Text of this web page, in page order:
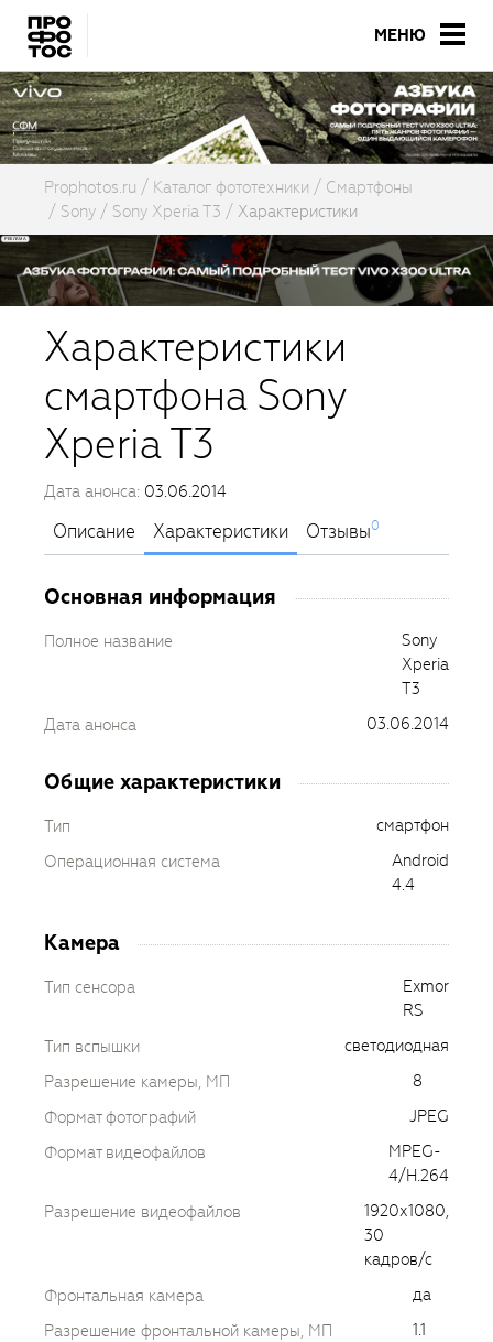
МЕНЮ
Prophotos.ru Каталог фототехники
Смартфоны
Sony
Sony Xperia T3 Характеристики
Характеристики
смартфона Sony
Xperia T3
Дата анонса: 03.06.2014
Описание Характеристики Отзывы0
Основная информация
Полное название
Sony
Xperia
T3
Дата анонса
03.06.2014
Общие характеристики
Тип
смартфон
Операционная система
Android
4.4
Камера
Тип сенсора
Exmor
RS
Тип вспышки
светодиодная
Разрешение камеры, МП
8
Формат фотографий
JPEG
Формат видеофайлов
MPEG-
4/H.264
Разрешение видеофайлов
1920х1080,
30
кадров/с
Фронтальная камера
да
Разрешение фронтальной камеры, МП
1.1